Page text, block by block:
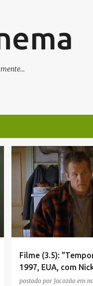
Filme (3.5):
1997, EUA, com
postado por Jacozão em